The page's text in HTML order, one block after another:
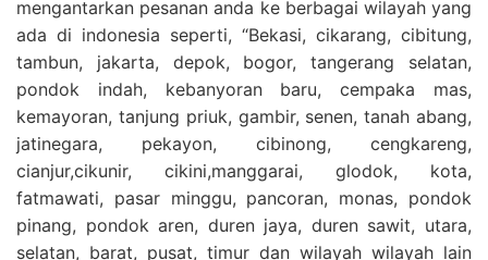
mengantarkan pesanan anda ke berbagai wilayah yang
ada di indonesia seperti, “Bekasi, cikarang, cibitung,
tambun, jakarta, depok, bogor, tangerang selatan,
pondok indah, kebanyoran baru, cempaka mas,
kemayoran, tanjung priuk, gambir, senen, tanah abang,
jatinegara, pekayon, cibinong, cengkareng,
cianjur,cikunir, cikini,manggarai, glodok, kota,
fatmawati, pasar minggu, pancoran, monas, pondok
pinang, pondok aren, duren jaya, duren sawit, utara,
selatan, barat, pusat, timur dan wilayah wilayah lain